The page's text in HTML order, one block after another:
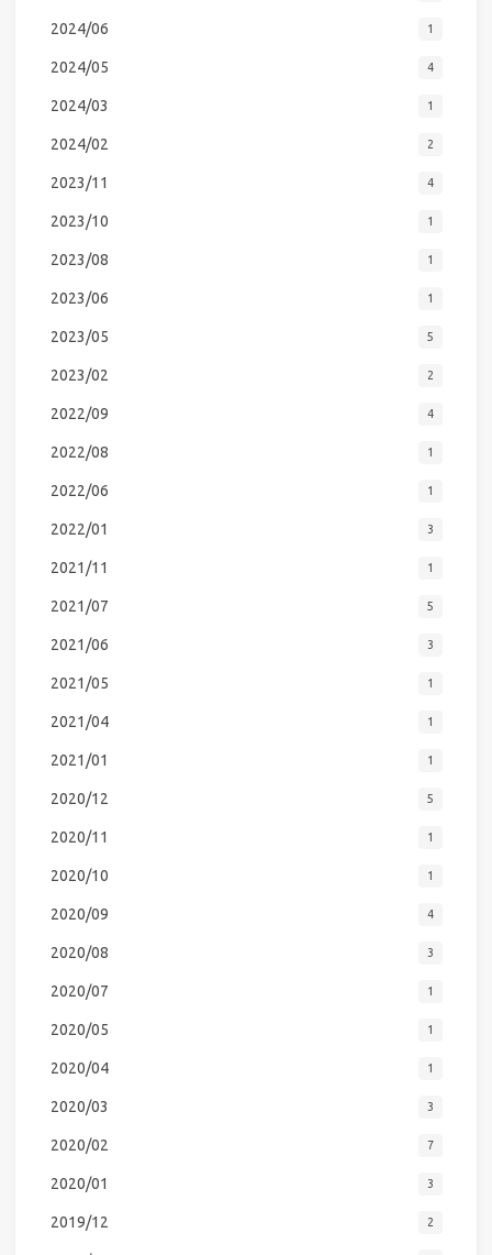
2024/06 1
2024/05 4
2024/03 1
2024/02 2
2023/11 4
2023/10 1
2023/08 1
2023/06 1
2023/05 5
2023/02 2
2022/09 4
2022/08 1
2022/06 1
2022/01 3
2021/11 1
2021/07 5
2021/06 3
2021/05 1
2021/04 1
2021/01 1
2020/12 5
2020/11 1
2020/10 1
2020/09 4
2020/08 3
2020/07 1
2020/05 1
2020/04 1
2020/03 3
2020/02 7
2020/01 3
2019/12 2